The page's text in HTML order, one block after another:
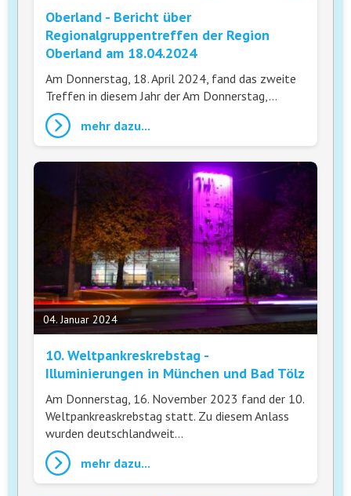
Oberland - Bericht über
Regionalgruppentreffen der Region
Oberland am 18.04.2024
Am Donnerstag, 18. April 2024, fand das zweite
Treffen in diesem Jahr der Am Donnerstag,…
mehr dazu...
04. Januar 2024
10. Weltpankreskrebstag -
Illuminierungen in München und Bad Tölz
Am Donnerstag, 16. November 2023 fand der 10.
Weltpankreaskrebstag statt. Zu diesem Anlass
wurden deutschlandweit…
mehr dazu...